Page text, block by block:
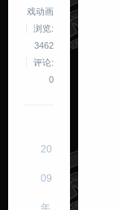
戏动画
浏览:
3462
评论:
0
20
09
年